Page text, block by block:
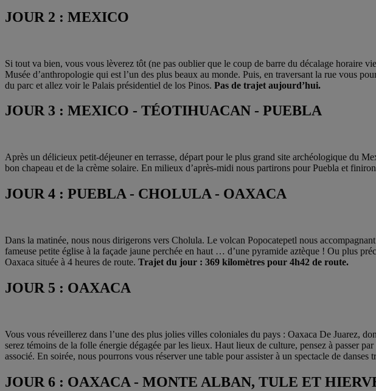
JOUR 2 : MEXICO
Si tout va bien, vous vous lèverez tôt (ne pas oublier que le coup de barre du décalage horaire
Musée d’anthropologie qui est l’un des plus beaux au monde. Puis, en traversant la rue vous
du parc et allez voir le Palais présidentiel de los Pinos. Pas de trajet aujourd’hui.
JOUR 3 : MEXICO - TÉOTIHUACAN - PUEBLA
Après un délicieux petit-déjeuner en terrasse, départ pour le plus grand site archéologique du
bon chapeau et de la crème solaire. En milieux d’après-midi nous partirons pour Puebla et
JOUR 4 : PUEBLA - CHOLULA - OAXACA
Dans la matinée, nous nous dirigerons vers Cholula. Le volcan Popocatepetl nous
fameuse petite église à la façade jaune perchée en haut … d’une pyramide aztèque ! Ou plus
Oaxaca située à 4 heures de route. Trajet du jour : 369 kilomètres pour 4h42 de route.
JOUR 5 : OAXACA
Vous vous réveillerez dans l’une des plus jolies villes coloniales du pays : Oaxaca De Juarez,
serez témoins de la folle énergie dégagée par les lieux. Haut lieux de culture, pensez à passer
associé. En soirée, nous pourrons vous réserver une table pour assister à un spectacle de danses
JOUR 6 : OAXACA - MONTE ALBAN, TULE ET